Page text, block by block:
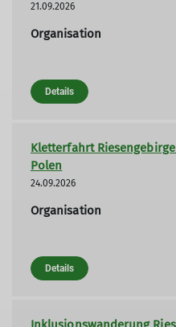
21.09.2026
Organisation
Details
Kletterfahrt
Polen
24.09.2026
Organisation
Details